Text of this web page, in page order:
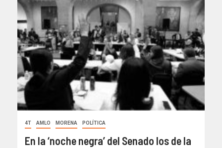
4T AMLO MORENA POLÍTICA
En la ‘noche negra’ del Senado los de la